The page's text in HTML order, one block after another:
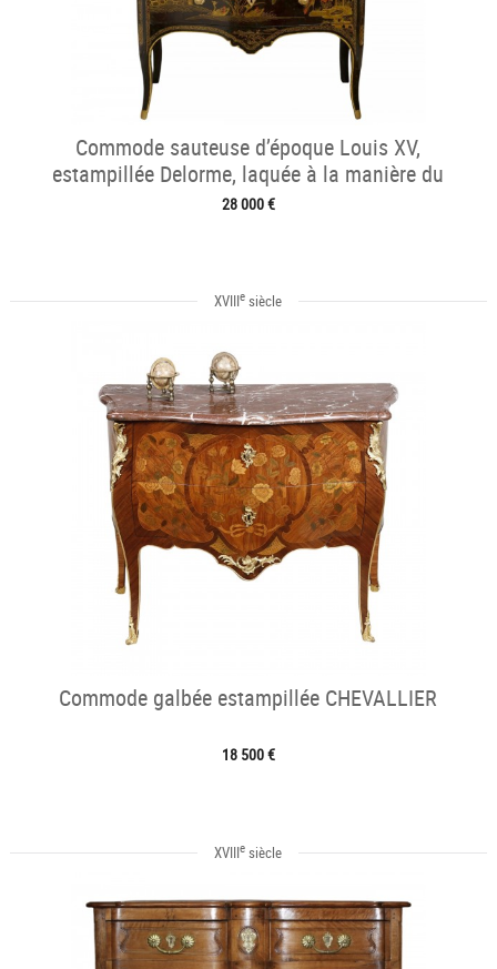
Commode sauteuse d’époque Louis XV,
estampillée Delorme, laquée à la manière du
japon
28 000 €
XVIIIe siècle
Commode galbée estampillée CHEVALLIER
18 500 €
XVIIIe siècle